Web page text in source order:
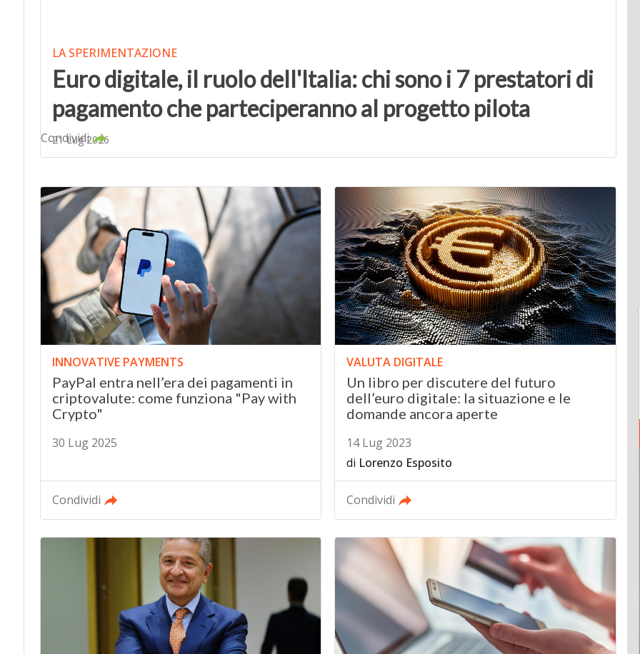
LA SPERIMENTAZIONE
Euro digitale, il ruolo dell'Italia: chi sono i 7 prestatori di
pagamento che parteciperanno al progetto pilota
21 Lug 2026
Condividi
INNOVATIVE PAYMENTS
PayPal entra nell’era dei pagamenti in
criptovalute: come funziona "Pay with
Crypto"
30 Lug 2025
Condividi
VALUTA DIGITALE
Un libro per discutere del futuro
dell’euro digitale: la situazione e le
domande ancora aperte
14 Lug 2023
di Lorenzo Esposito
Condividi